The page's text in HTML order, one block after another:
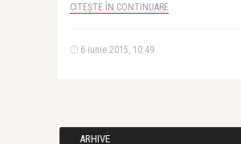
CITEȘTE ÎN CONTINUARE
6 iunie 2015, 10:49
ARHIVE